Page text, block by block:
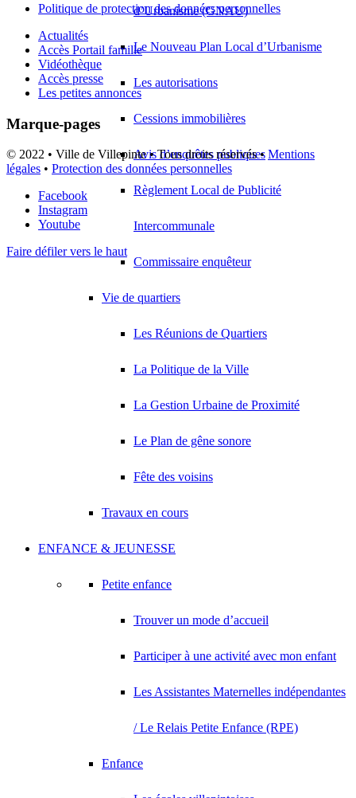
d’Urbanisme (GNAU)
Le Nouveau Plan Local d’Urbanisme
Les autorisations
Cessions immobilières
Avis d’enquêtes publiques
Règlement Local de Publicité
Intercommunale
Commissaire enquêteur
Vie de quartiers
Les Réunions de Quartiers
La Politique de la Ville
La Gestion Urbaine de Proximité
Le Plan de gêne sonore
Fête des voisins
Travaux en cours
ENFANCE & JEUNESSE
Petite enfance
Trouver un mode d’accueil
Participer à une activité avec mon enfant
Les Assistantes Maternelles indépendantes
/ Le Relais Petite Enfance (RPE)
Enfance
Politique de protection des données personnelles
Actualités
Accès Portail famille
Vidéothèque
Accès presse
Les petites annonces
Marque-pages
© 2022 • Ville de Villepinte • Tous droits réservés •Mentions
légales • Protection des données personnelles
Facebook
Instagram
Youtube
Faire défiler vers le haut